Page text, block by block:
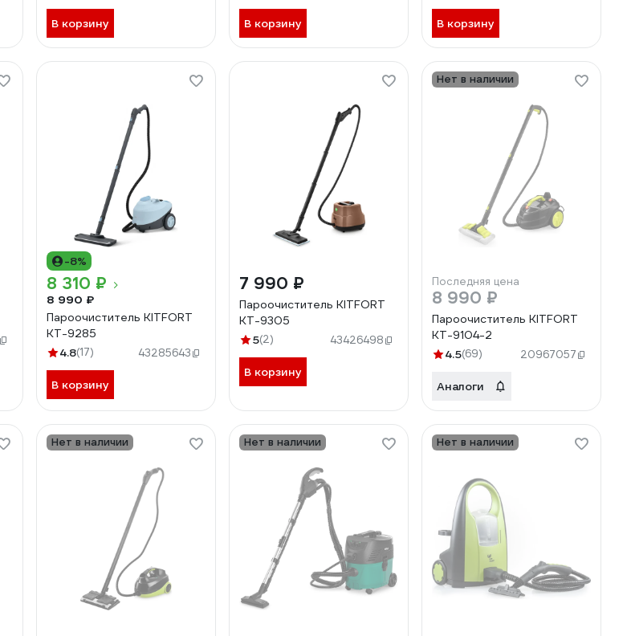
В корзину В корзину В корзину
-8%
8 310 ₽
8 990 ₽
Пароочиститель KITFORT
КТ-9285
4.8(17) 43285643
В корзину
7 990 ₽
Пароочиститель KITFORT
КТ-9305
5(2) 43426498
В корзину
Нет в наличии
Последняя цена
8 990 ₽
Пароочиститель KITFORT
КТ-9104-2
4.5(69) 20967057
Аналоги
Нет в наличии Нет в наличии Нет в наличии